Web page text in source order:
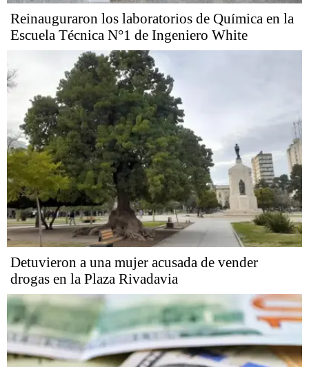
Reinauguraron los laboratorios de Química en la
Escuela Técnica N°1 de Ingeniero White
Detuvieron a una mujer acusada de vender
drogas en la Plaza Rivadavia